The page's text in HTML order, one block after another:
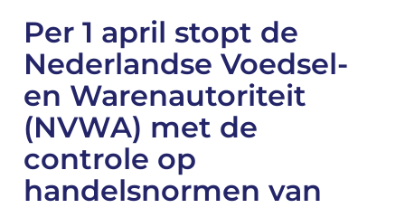
Per 1 april stopt de
Nederlandse Voedsel-
en Warenautoriteit
(NVWA) met de
controle op
handelsnormen van